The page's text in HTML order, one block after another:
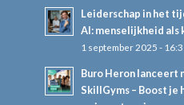
Leiderschap in het
AI: menselijkheid als
1 september 2025 -
Buro Heron lanceert
SkillGyms – Boost je